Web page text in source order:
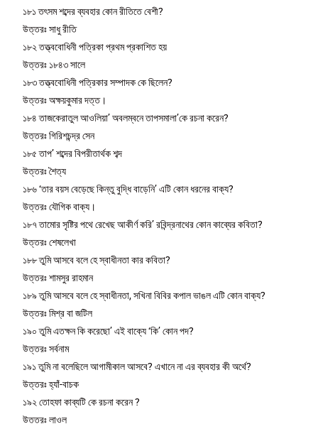
১৮১ তৎসম শব্দের ব্যবহার কোন রীতিতে বেশী?
উত্তরঃ সাধু রীতি
১৮২ তত্ত্ববােধিনী পত্রিকা প্রথম প্রকাশিত হয়
উত্তরঃ ১৮৪৩ সালে
১৮৩ তত্ত্ববােধিনী পত্রিকার সম্পাদক কে ছিলেন?
উত্তরঃ অক্ষয়কুমার দত্ত।
১৮৪ তাজকেরাতুল আওলিয়া’ অবলম্বনে তাপসমালা’কে রচনা করেন?
উত্তরঃ গিরিশচন্দ্র সেন
১৮৫ তাপ’ শব্দের বিপরীতার্থক শব্দ
উত্তরঃ শৈত্য
১৮৬ ‘তার বয়স বেড়েছে কিন্তু বুদ্ধি বাড়েনি’ এটি কোন ধরনের বাক্য?
উত্তরঃ যৌগিক বাক্য।
১৮৭ তামোর সৃষ্টির পথে রেখেছ আকীর্ণ করি’ রবিন্দ্রনাথের কোন কাব্যের কবিতা?
উত্তরঃ শেষলেখা
১৮৮ তুমি আসবে বলে হে স্বাধীনতা কার কবিতা?
উত্তরঃ শামসুর রাহমান
১৮৯ তুমি আসবে বলে হে স্বাধীনতা, সখিনা বিবির কপাল ভাঙল এটি কোন বাক্য?
উত্তরঃ মিশ্র বা জটিল
১৯০ তুমি এতক্ষন কি করেছো’ এই বাক্যে ‘কি’ কোন পদ?
উত্তরঃ সর্বনাম
১৯১ তুমি না বলেছিলে আগামীকাল আসবে? এখানে না এর ব্যবহার কী অর্থে?
উত্তরঃ হ্যাঁ-বাচক
১৯২ তোহফা কাব্যটি কে রচনা করেন ?
উত্তরঃ লাওল